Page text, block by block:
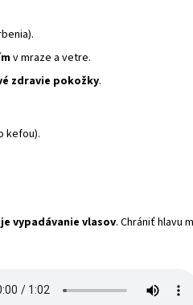
v mraze a vetre.
zdravie pokožky.
kefou).
vypadávanie vlasov. Chrániť hlavu